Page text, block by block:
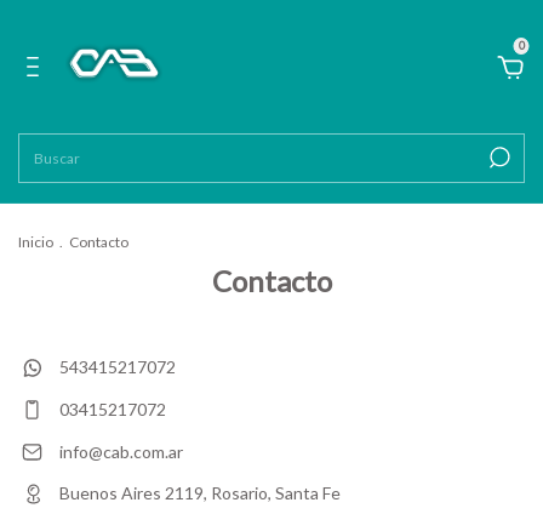
0
Inicio . Contacto
Contacto
543415217072
03415217072
info@cab.com.ar
Buenos Aires 2119, Rosario, Santa Fe